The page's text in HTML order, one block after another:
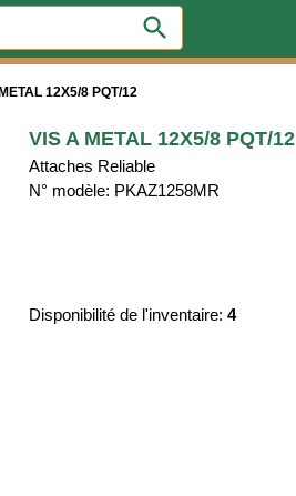
search
12X5/8 PQT/12
VIS A METAL 12X5/8 PQT/12
Attaches Reliable
N° modèle: PKAZ1258MR
Disponibilité de l'inventaire: 4